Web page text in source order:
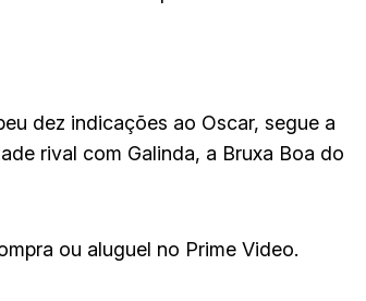
dez indicações ao Oscar, segue a
rival com Galinda, a Bruxa Boa do
ou aluguel no Prime Video.